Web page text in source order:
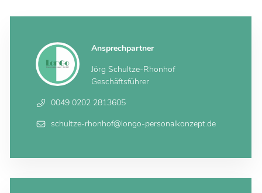
Ansprechpartner
Jörg Schultze-Rhonhof
Geschäftsführer
0049 0202 2813605
schultze-rhonhof@longo-personalkonzept.de